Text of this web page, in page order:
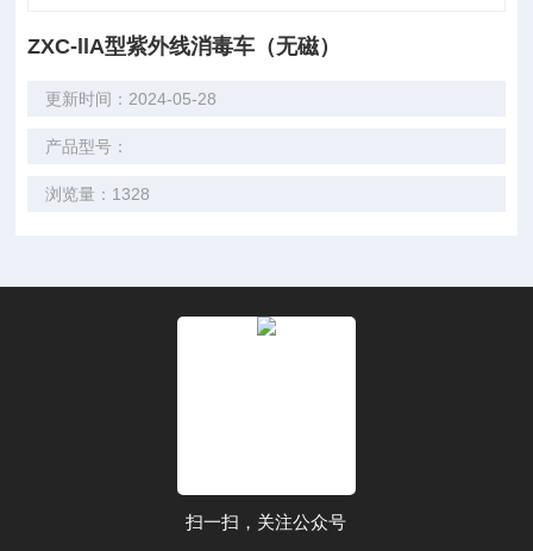
ZXC-llA型紫外线消毒车（无磁）
更新时间：2024-05-28
产品型号：
浏览量：1328
扫一扫，关注公众号